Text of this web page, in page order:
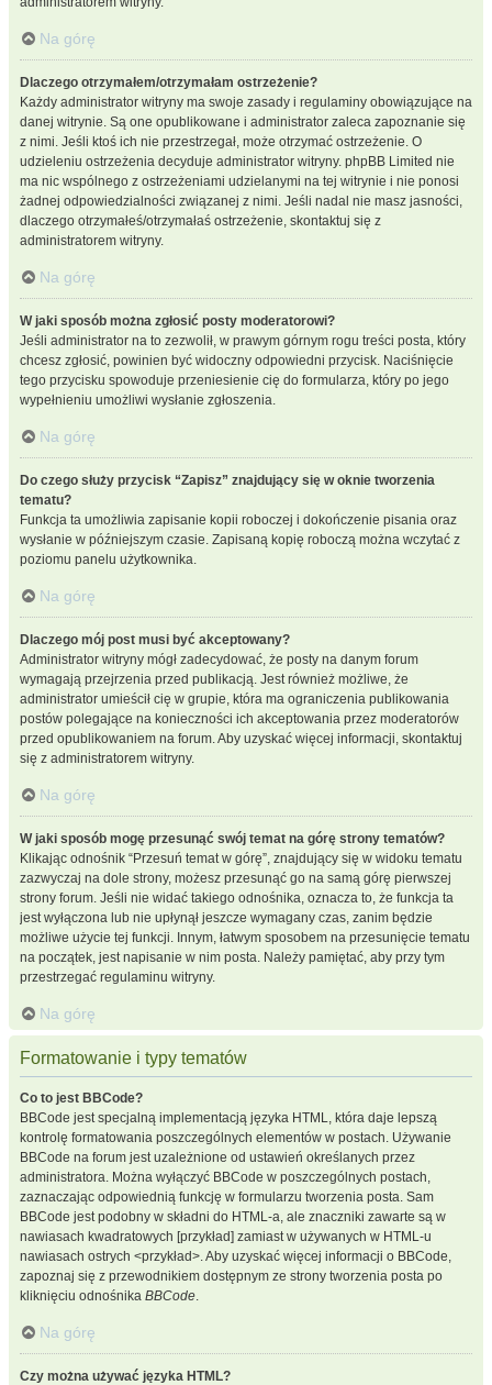
Na górę
Dlaczego otrzymałem/otrzymałam ostrzeżenie?
Każdy administrator witryny ma swoje zasady i regulaminy obowiązujące na
danej witrynie. Są one opublikowane i administrator zaleca zapoznanie się
z nimi. Jeśli ktoś ich nie przestrzegał, może otrzymać ostrzeżenie. O
udzieleniu ostrzeżenia decyduje administrator witryny. phpBB Limited nie
ma nic wspólnego z ostrzeżeniami udzielanymi na tej witrynie i nie ponosi
żadnej odpowiedzialności związanej z nimi. Jeśli nadal nie masz jasności,
dlaczego otrzymałeś/otrzymałaś ostrzeżenie, skontaktuj się z
administratorem witryny.
Na górę
W jaki sposób można zgłosić posty moderatorowi?
Jeśli administrator na to zezwolił, w prawym górnym rogu treści posta, który
chcesz zgłosić, powinien być widoczny odpowiedni przycisk. Naciśnięcie
tego przycisku spowoduje przeniesienie cię do formularza, który po jego
wypełnieniu umożliwi wysłanie zgłoszenia.
Na górę
Do czego służy przycisk “Zapisz” znajdujący się w oknie tworzenia
tematu?
Funkcja ta umożliwia zapisanie kopii roboczej i dokończenie pisania oraz
wysłanie w późniejszym czasie. Zapisaną kopię roboczą można wczytać z
poziomu panelu użytkownika.
Na górę
Dlaczego mój post musi być akceptowany?
Administrator witryny mógł zadecydować, że posty na danym forum
wymagają przejrzenia przed publikacją. Jest również możliwe, że
administrator umieścił cię w grupie, która ma ograniczenia publikowania
postów polegające na konieczności ich akceptowania przez moderatorów
przed opublikowaniem na forum. Aby uzyskać więcej informacji, skontaktuj
się z administratorem witryny.
Na górę
W jaki sposób mogę przesunąć swój temat na górę strony tematów?
Klikając odnośnik “Przesuń temat w górę”, znajdujący się w widoku tematu
zazwyczaj na dole strony, możesz przesunąć go na samą górę pierwszej
strony forum. Jeśli nie widać takiego odnośnika, oznacza to, że funkcja ta
jest wyłączona lub nie upłynął jeszcze wymagany czas, zanim będzie
możliwe użycie tej funkcji. Innym, łatwym sposobem na przesunięcie tematu
na początek, jest napisanie w nim posta. Należy pamiętać, aby przy tym
przestrzegać regulaminu witryny.
Na górę
Formatowanie i typy tematów
Co to jest BBCode?
BBCode jest specjalną implementacją języka HTML, która daje lepszą
kontrolę formatowania poszczególnych elementów w postach. Używanie
BBCode na forum jest uzależnione od ustawień określanych przez
administratora. Można wyłączyć BBCode w poszczególnych postach,
zaznaczając odpowiednią funkcję w formularzu tworzenia posta. Sam
BBCode jest podobny w składni do HTML-a, ale znaczniki zawarte są w
nawiasach kwadratowych [przykład] zamiast w używanych w HTML-u
nawiasach ostrych <przykład>. Aby uzyskać więcej informacji o BBCode,
zapoznaj się z przewodnikiem dostępnym ze strony tworzenia posta po
kliknięciu odnośnika BBCode.
Na górę
Czy można używać języka HTML?